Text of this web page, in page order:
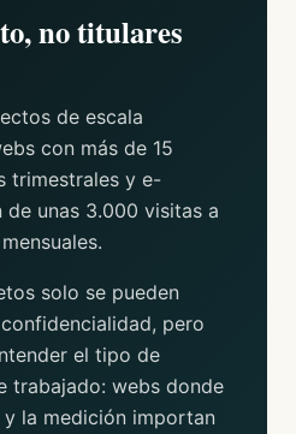
no titulares
de escala
con más de 15
trimestrales y e-
unas 3.000 visitas a
solo se pueden
pero
el tipo de
trabajado: webs donde
la medición importan